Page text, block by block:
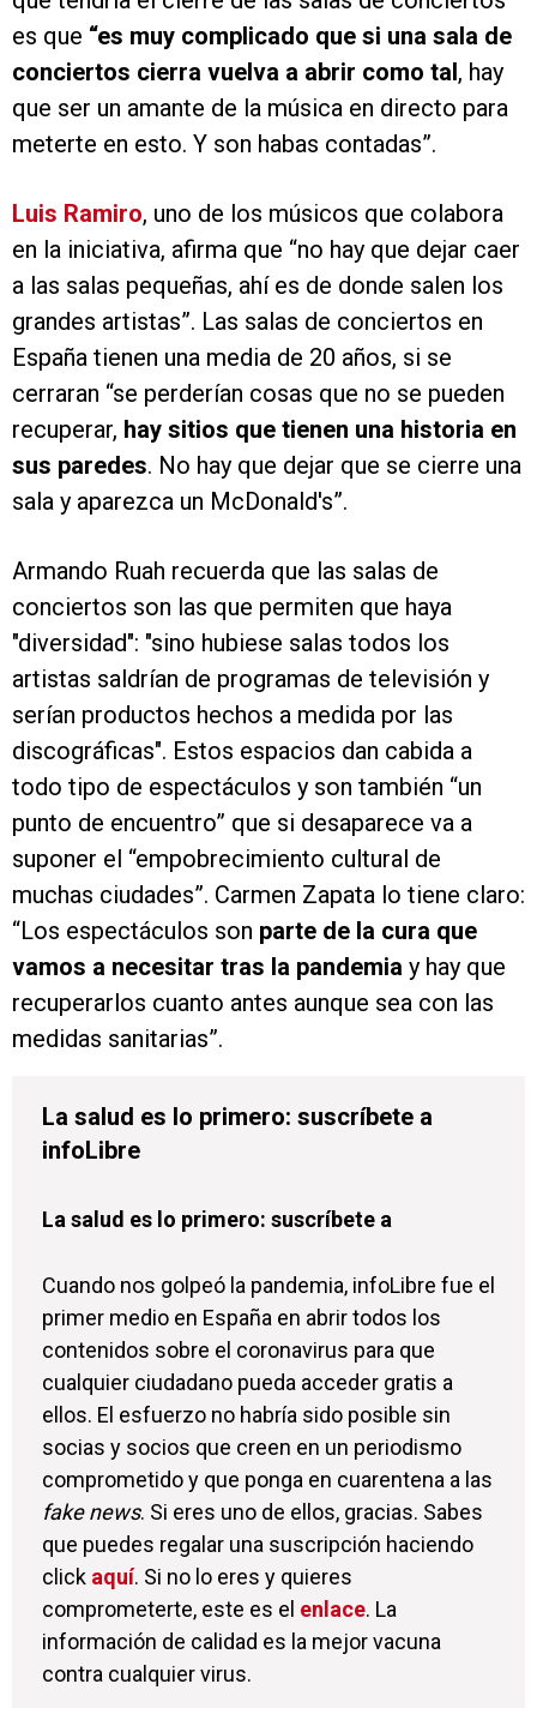
es que “es muy complicado que si una sala de
conciertos cierra vuelva a abrir como tal, hay
que ser un amante de la música en directo para
meterte en esto. Y son habas contadas”.
Luis Ramiro, uno de los músicos que colabora
en la iniciativa, afirma que “no hay que dejar caer
a las salas pequeñas, ahí es de donde salen los
grandes artistas”. Las salas de conciertos en
España tienen una media de 20 años, si se
cerraran “se perderían cosas que no se pueden
recuperar, hay sitios que tienen una historia en
sus paredes. No hay que dejar que se cierre una
sala y aparezca un McDonald's”.
Armando Ruah recuerda que las salas de
conciertos son las que permiten que haya
"diversidad": "sino hubiese salas todos los
artistas saldrían de programas de televisión y
serían productos hechos a medida por las
discográficas". Estos espacios dan cabida a
todo tipo de espectáculos y son también “un
punto de encuentro” que si desaparece va a
suponer el “empobrecimiento cultural de
muchas ciudades”. Carmen Zapata lo tiene claro:
“Los espectáculos son parte de la cura que
vamos a necesitar tras la pandemia y hay que
recuperarlos cuanto antes aunque sea con las
medidas sanitarias”.
La salud es lo primero: suscríbete a
infoLibre
La salud es lo primero: suscríbete a
Cuando nos golpeó la pandemia, infoLibre fue el
primer medio en España en abrir todos los
contenidos sobre el coronavirus para que
cualquier ciudadano pueda acceder gratis a
ellos. El esfuerzo no habría sido posible sin
socias y socios que creen en un periodismo
comprometido y que ponga en cuarentena a las
fake news. Si eres uno de ellos, gracias. Sabes
que puedes regalar una suscripción haciendo
click aquí. Si no lo eres y quieres
comprometerte, este es el enlace. La
información de calidad es la mejor vacuna
contra cualquier virus.